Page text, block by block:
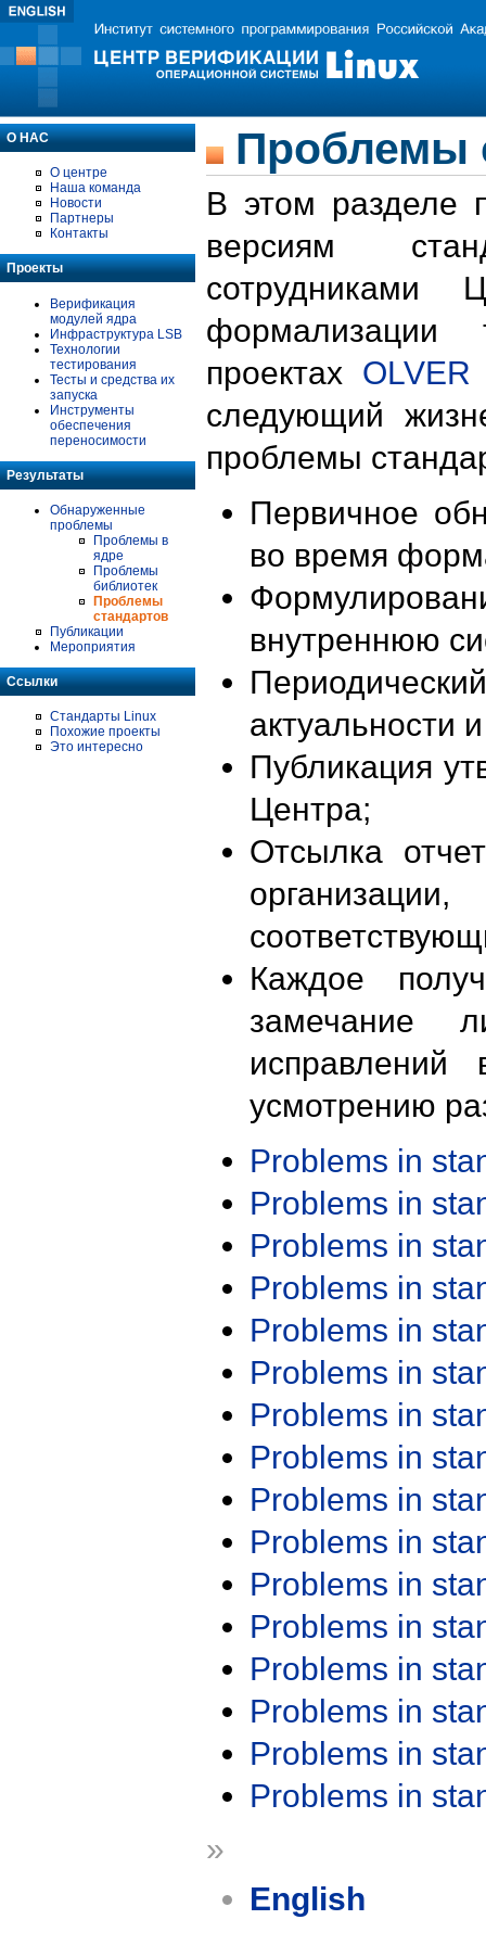
О НАС
О центре
Наша команда
Новости
Партнеры
Контакты
Проекты
Верификация
модулей ядра
Инфраструктура LSB
Технологии
тестирования
Тесты и средства их
запуска
Инструменты
обеспечения
переносимости
Результаты
Обнаруженные
проблемы
Проблемы в
ядре
Проблемы
библиотек
Проблемы
стандартов
Публикации
Мероприятия
Ссылки
Стандарты Linux
Похожие проекты
Это интересно
Проблемы
В этом разделе
версиям
формализации
проектах OLVER
следующий
проблемы
Первичное
во время
внутреннюю
актуальности
Публикация
Центра;
Отсылка
Каждое
замечание
исправлений
усмотрению
Problems in
Problems in
Problems in
Problems in
Problems in
Problems in
Problems in
Problems in
Problems in
Problems in
Problems in
Problems in
Problems in
Problems in
Problems in
Problems in
»
English